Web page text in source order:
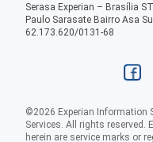
Serasa Experian – Brasília
Paulo Sarasate Bairro Asa
62.173.620/0131-68
©2026 Experian Information
Services. All rights reserved.
herein are service marks or